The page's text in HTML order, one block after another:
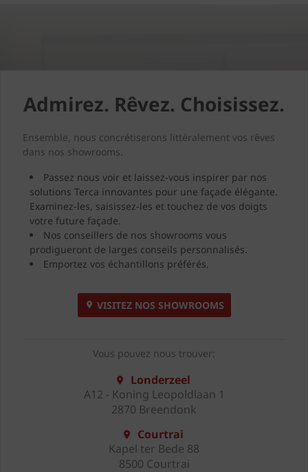
Admirez. Rêvez. Choisissez.
Ensemble, nous concrétiserons littéralement vos rêves
dans nos showrooms.
Passez nous voir et laissez-vous inspirer par nos
solutions Terca innovantes pour une façade élégante.
Examinez-les, saisissez-les et touchez de vos doigts
votre future façade.
Nos conseillers de nos showrooms vous
prodigueront de larges conseils personnalisés.
Emportez vos échantillons préférés.
VISITEZ NOS SHOWROOMS
Vous pouvez nous trouver:
Londerzeel
A12 - Koning Leopoldlaan 1
2870 Breendonk
Courtrai
Kapel ter Bede 88
8500 Courtrai